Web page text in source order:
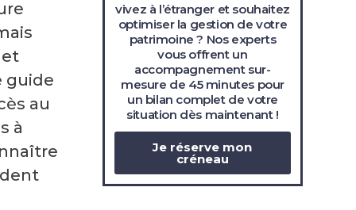
guide
au
à
vivez à l’étranger et souhaitez
optimiser la gestion de votre
patrimoine ? Nos experts
vous offrent un
accompagnement sur-
mesure de 45 minutes pour
un bilan complet de votre
situation dès maintenant !
Je réserve mon
créneau